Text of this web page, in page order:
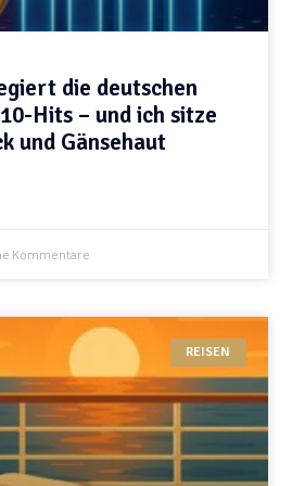
die deutschen
Hits – und ich sitze
und Gänsehaut
Kommentare
REISEN